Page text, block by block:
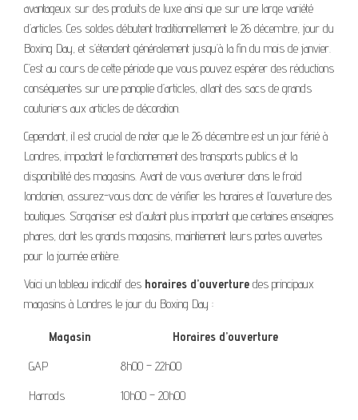
avantageux sur des produits de luxe ainsi que sur une large variété
d’articles. Ces soldes débutent traditionnellement le 26 décembre, jour du
Boxing Day, et s’étendent généralement jusqu’à la fin du mois de janvier.
C’est au cours de cette période que vous pouvez espérer des réductions
conséquentes sur une panoplie d’articles, allant des sacs de grands
couturiers aux articles de décoration.
Cependant, il est crucial de noter que le 26 décembre est un jour férié à
Londres, impactant le fonctionnement des transports publics et la
disponibilité des magasins. Avant de vous aventurer dans le froid
londonien, assurez-vous donc de vérifier les horaires et l’ouverture des
boutiques. S’organiser est d’autant plus important que certaines enseignes
phares, dont les grands magasins, maintiennent leurs portes ouvertes
pour la journée entière.
Voici un tableau indicatif des horaires d’ouverture des principaux
magasins à Londres le jour du Boxing Day :
Magasin
Horaires d’ouverture
GAP
8h00 – 22h00
Harrods
10h00 – 20h00